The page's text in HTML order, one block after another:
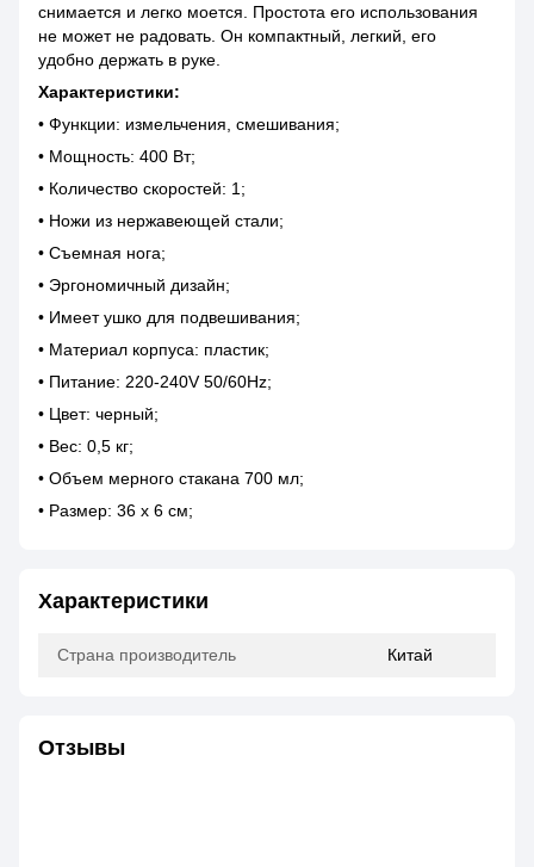
снимается и легко моется. Простота его использования
не может не радовать. Он компактный, легкий, его
удобно держать в руке.
Характеристики:
• Функции: измельчения, смешивания;
• Мощность: 400 Вт;
• Количество скоростей: 1;
• Ножи из нержавеющей стали;
• Съемная нога;
• Эргономичный дизайн;
• Имеет ушко для подвешивания;
• Материал корпуса: пластик;
• Питание: 220-240V 50/60Hz;
• Цвет: черный;
• Вес: 0,5 кг;
• Объем мерного стакана 700 мл;
• Размер: 36 x 6 см;
Характеристики
Страна производитель Китай
Отзывы